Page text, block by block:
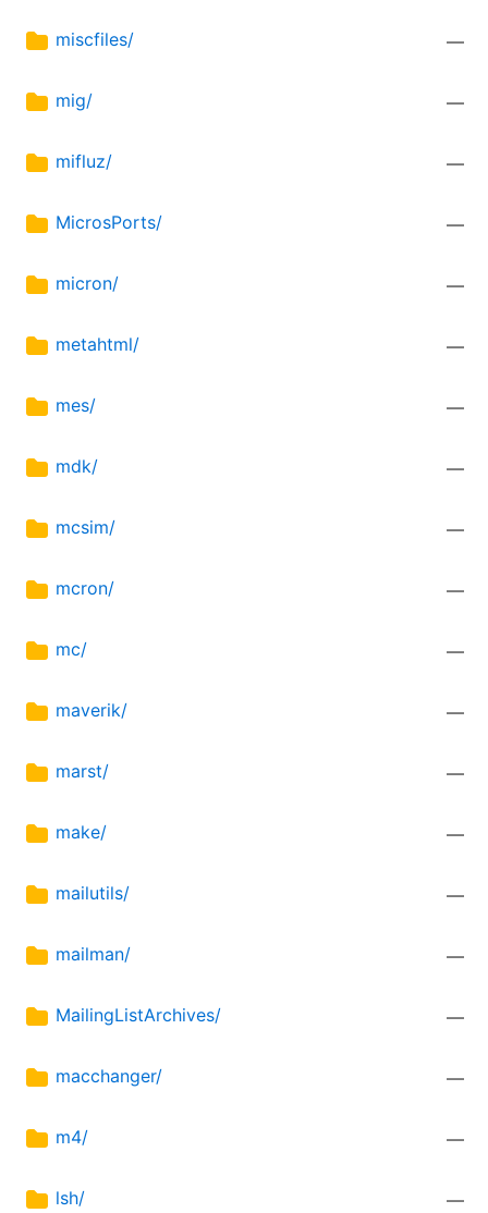
miscfiles/ —
mig/ —
mifluz/ —
MicrosPorts/ —
micron/ —
metahtml/ —
mes/ —
mdk/ —
mcsim/ —
mcron/ —
mc/ —
maverik/ —
marst/ —
make/ —
mailutils/ —
mailman/ —
MailingListArchives/ —
macchanger/ —
m4/ —
lsh/ —